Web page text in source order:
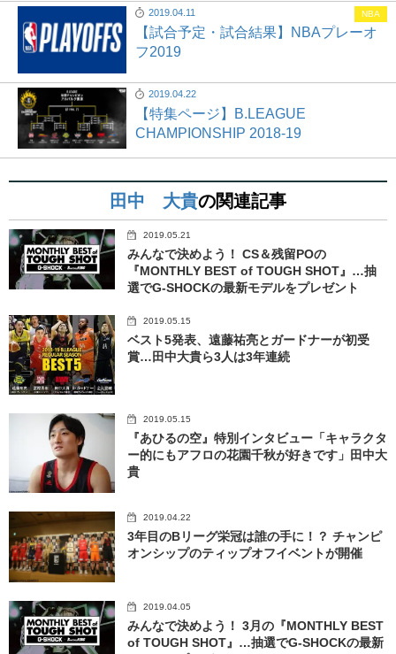
2019.04.11
【試合予定・試合結果】NBAプレーオ
フ2019
NBA
2019.04.22
【特集ページ】B.LEAGUE
CHAMPIONSHIP 2018-19
田中 大貴の関連記事
2019.05.21
みんなで決めよう！ CS＆残留POの
『MONTHLY BEST of TOUGH SHOT』…抽
選でG-SHOCKの最新モデルをプレゼント
2019.05.15
ベスト5発表、遠藤祐亮とガードナーが初受
賞…田中大貴ら3人は3年連続
2019.05.15
『あひるの空』特別インタビュー「キャラクタ
ー的にもアフロの花園千秋が好きです」田中大
貴
2019.04.22
3年目のBリーグ栄冠は誰の手に！？ チャンピ
オンシップのティップオフイベントが開催
2019.04.05
みんなで決めよう！ 3月の『MONTHLY BEST
of TOUGH SHOT』…抽選でG-SHOCKの最新